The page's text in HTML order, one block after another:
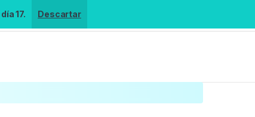
17. Descartar